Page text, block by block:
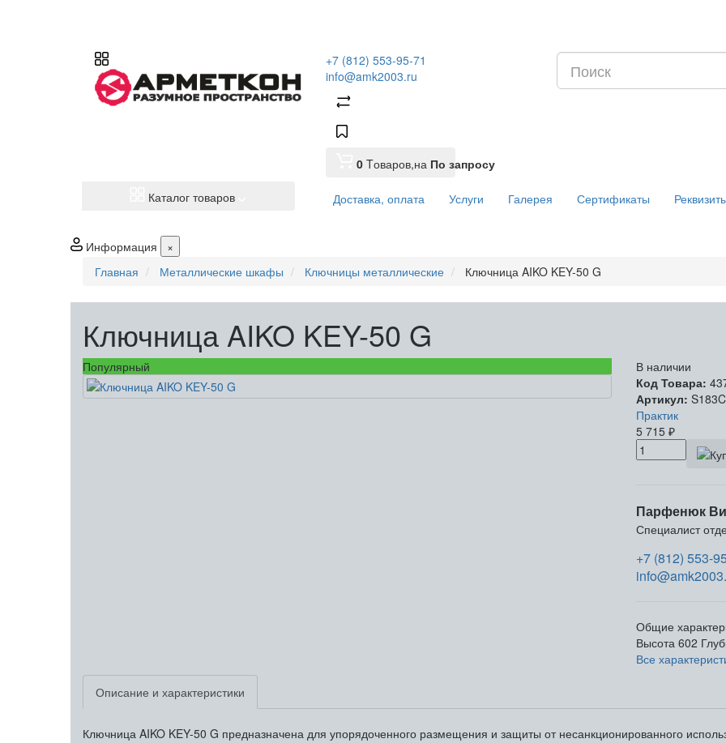
+7 (812) 553-95-71
info@amk2003.ru
0 Tоваров,на По запросу
Каталог товаров Доставка, оплата Услуги Галерея Сертификаты
Информация
×
Главная
Металлические шкафы Ключницы металлические Ключница AIKO KEY-50 G
Ключница AIKO KEY-50 G
Популярный
В наличии
Код Товара:
Артикул:
Практик
5 715 ₽
Парфенюк
Специалист
+7 (812) 553-
Общие
Высота 602
Все
Описание и характеристики
Ключница AIKO KEY-50 G предназначена для упорядоченного размещения и защиты от несанкционированного